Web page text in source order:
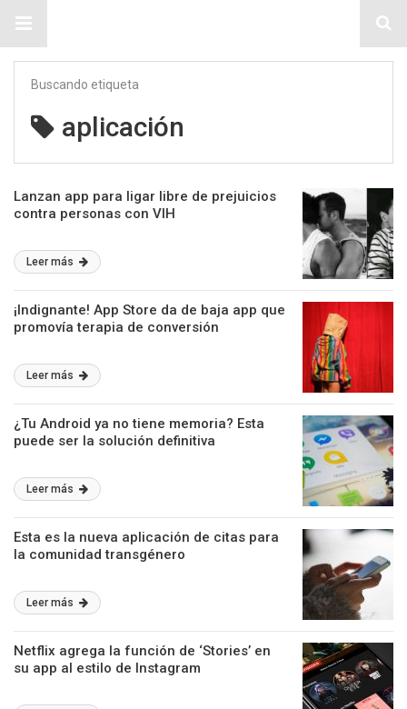
Buscando etiqueta
aplicación
Lanzan app para ligar libre de prejuicios
contra personas con VIH
Leer más
¡Indignante! App Store da de baja app que
promovía terapia de conversión
Leer más
¿Tu Android ya no tiene memoria? Esta
puede ser la solución definitiva
Leer más
Esta es la nueva aplicación de citas para
la comunidad transgénero
Leer más
Netflix agrega la función de ‘Stories’ en
su app al estilo de Instagram